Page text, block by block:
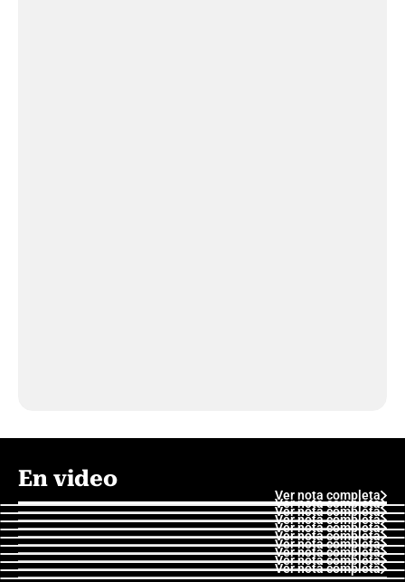
En video
Ver nota completa
Ver nota completa
Ver nota completa
Ver nota completa
Ver nota completa
Ver nota completa
Ver nota completa
Ver nota completa
Ver nota completa
Ver nota completa